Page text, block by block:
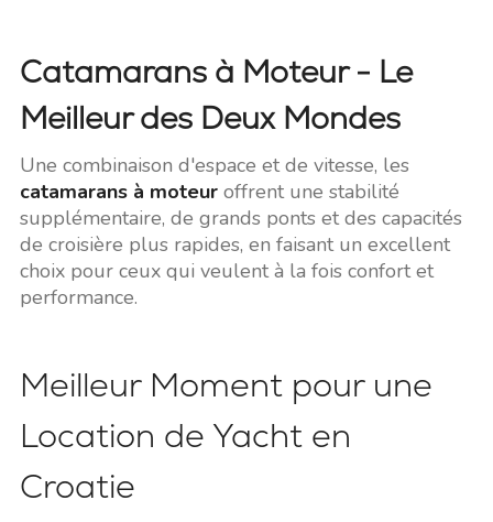
Catamarans à Moteur - Le
Meilleur des Deux Mondes
Une combinaison d'espace et de vitesse, les
catamarans à moteuroffrent une stabilité
supplémentaire, de grands ponts et des capacités
de croisière plus rapides, en faisant un excellent
choix pour ceux qui veulent à la fois confort et
performance.
Meilleur Moment pour une
Location de Yacht en
Croatie